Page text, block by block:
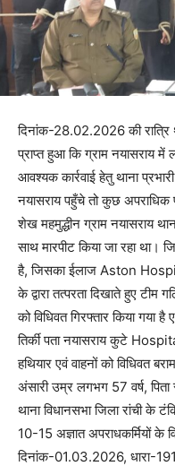
दिनांक-28.02.2026 की रात्रि
प्राप्त हुआ कि ग्राम नयासराय में
आवश्यक कार्रवाई हेतु थाना
नयासराय पहुँचे तो कुछ अपराधिक
शेख महमुद्धीन ग्राम नयासराय
साथ मारपीट किया जा रहा था।
है, जिसका ईलाज Aston
के द्वारा तत्परता दिखाते हुए
को विधिवत गिरफ्तार किया
तिर्की पता नयासराय कुटे
हथियार एवं वाहनों को विधिवत
अंसारी उम्र लगभग 57 वर्ष, पिता
थाना विधानसभा जिला रांची
10-15 अज्ञात अपराधकर्मियों के
दिनांक-01.03.2026, धारा-191